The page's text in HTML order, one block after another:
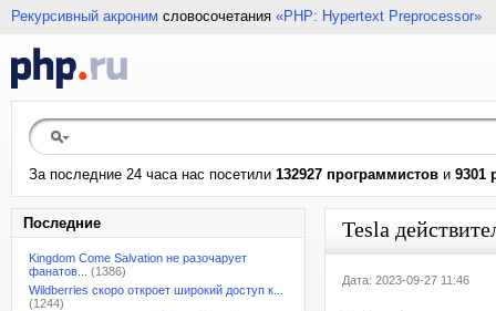
Рекурсивный акроним словосочетания «PHP: Hypertext Preprocessor»
За последние 24 часа нас посетили 132927 программистов и 9301
Последние
Kingdom Come Salvation не разочарует
фанатов...
(1386)
Wildberries скоро откроет широкий доступ к...
(1244)
Tesla
Дата: 2023-09-27 11:46